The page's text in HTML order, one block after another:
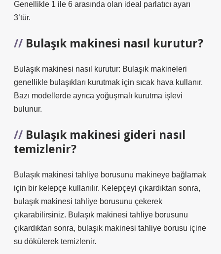
Genellikle 1 ile 6 arasında olan ideal parlatıcı ayarı
3’tür.
Bulaşık makinesi nasıl kurutur?
Bulaşık makinesi nasıl kurutur: Bulaşık makineleri
genellikle bulaşıkları kurutmak için sıcak hava kullanır.
Bazı modellerde ayrıca yoğuşmalı kurutma işlevi
bulunur.
Bulaşık makinesi gideri nasıl
temizlenir?
Bulaşık makinesi tahliye borusunu makineye bağlamak
için bir kelepçe kullanılır. Kelepçeyi çıkardıktan sonra,
bulaşık makinesi tahliye borusunu çekerek
çıkarabilirsiniz. Bulaşık makinesi tahliye borusunu
çıkardıktan sonra, bulaşık makinesi tahliye borusu içine
su dökülerek temizlenir.